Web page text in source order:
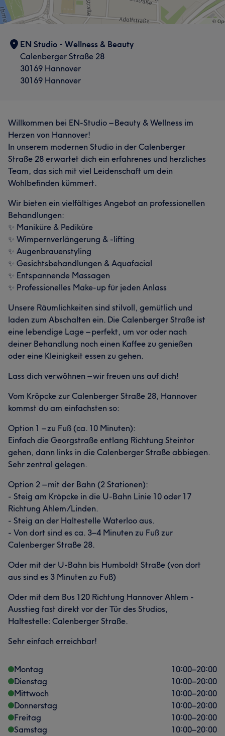
EN Studio - Wellness & Beauty
Calenberger Straße 28
30169 Hannover
30169 Hannover
Willkommen bei EN-Studio – Beauty & Wellness im
Herzen von Hannover!
In unserem modernen Studio in der Calenberger
Straße 28 erwartet dich ein erfahrenes und herzliches
Team, das sich mit viel Leidenschaft um dein
Wohlbefinden kümmert.
Wir bieten ein vielfältiges Angebot an professionellen
Behandlungen:
✨ Maniküre & Pediküre
✨ Wimpernverlängerung & -lifting
✨ Augenbrauenstyling
✨ Gesichtsbehandlungen & Aquafacial
✨ Entspannende Massagen
✨ Professionelles Make-up für jeden Anlass
Unsere Räumlichkeiten sind stilvoll, gemütlich und
laden zum Abschalten ein. Die Calenberger Straße ist
eine lebendige Lage – perfekt, um vor oder nach
deiner Behandlung noch einen Kaffee zu genießen
oder eine Kleinigkeit essen zu gehen.
Lass dich verwöhnen – wir freuen uns auf dich!
Vom Kröpcke zur Calenberger Straße 28, Hannover
kommst du am einfachsten so:
Option 1 – zu Fuß (ca. 10 Minuten):
Einfach die Georgstraße entlang Richtung Steintor
gehen, dann links in die Calenberger Straße abbiegen.
Sehr zentral gelegen.
Option 2 – mit der Bahn (2 Stationen):
- Steig am Kröpcke in die U-Bahn Linie 10 oder 17
Richtung Ahlem/Linden.
- Steig an der Haltestelle Waterloo aus.
- Von dort sind es ca. 3–4 Minuten zu Fuß zur
Calenberger Straße 28.
Oder mit der U-Bahn bis Humboldt Straße (von dort
aus sind es 3 Minuten zu Fuß)
Oder mit dem Bus 120 Richtung Hannover Ahlem -
Ausstieg fast direkt vor der Tür des Studios,
Haltestelle: Calenberger Straße.
Sehr einfach erreichbar!
Montag 10:00–20:00
Dienstag
10:00–20:00
Mittwoch
10:00–20:00
Donnerstag
10:00–20:00
Freitag
10:00–20:00
Samstag
10:00–20:00